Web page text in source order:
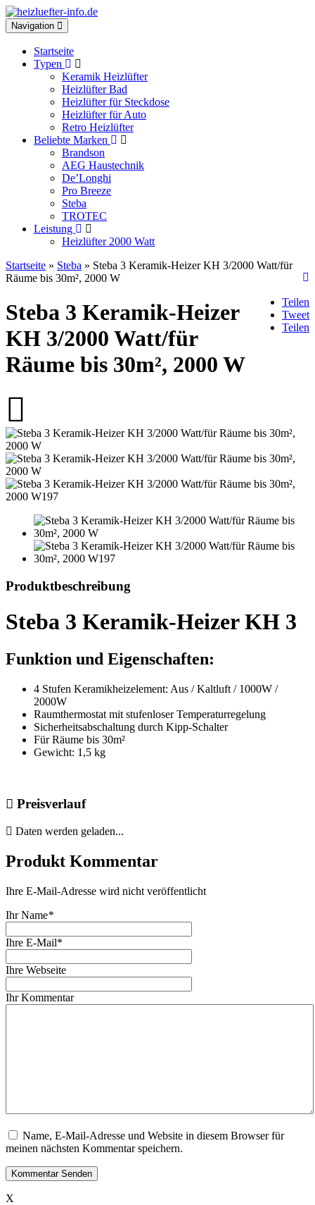
Toggle
navigation
Navigation
Startseite
Typen
Keramik Heizlüfter
Heizlüfter Bad
Heizlüfter für Steckdose
Heizlüfter für Auto
Retro Heizlüfter
Beliebte Marken
Brandson
AEG Haustechnik
De’Longhi
Pro Breeze
Steba
TROTEC
Leistung
Heizlüfter 2000 Watt
Startseite » Steba » Steba 3 Keramik-Heizer KH 3/2000 Watt/für
Räume bis 30m², 2000 W
Teilen
Tweet
Teilen
Steba 3 Keramik-Heizer
KH 3/2000 Watt/für
Räume bis 30m², 2000 W
Produktbeschreibung
Steba 3 Keramik-Heizer KH 3
Funktion und Eigenschaften:
4 Stufen Keramikheizelement: Aus / Kaltluft / 1000W /
2000W
Raumthermostat mit stufenloser Temperaturregelung
Sicherheitsabschaltung durch Kipp-Schalter
Für Räume bis 30m²
Gewicht: 1,5 kg
Preisverlauf
Daten werden geladen...
Produkt Kommentar
Ihre E-Mail-Adresse wird nicht veröffentlicht
Ihr Name*
Ihre E-Mail*
Ihre Webseite
Ihr Kommentar
Name, E-Mail-Adresse und Website in diesem Browser für
meinen nächsten Kommentar speichern.
X